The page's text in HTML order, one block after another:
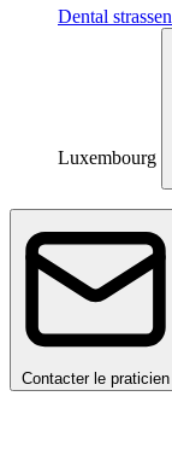
Dental strassen
Luxembourg
Contacter le praticien